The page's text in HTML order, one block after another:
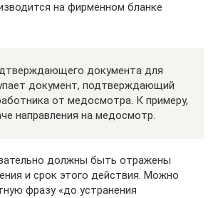
на фирменном бланке
документа для
документ, подтверждающий
от медосмотра. К примеру,
направления на медосмотр.
должны быть отражены
и срок этого действия. Можно
фразу «до устранения